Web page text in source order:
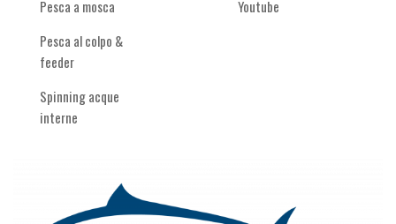
Pesca a mosca
Pesca al colpo &
feeder
Spinning acque
interne
Youtube